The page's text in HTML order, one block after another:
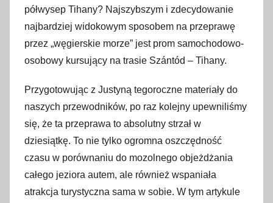
l
i
k
o
a
n
o
1
8
l
półwysep Tihany? Najszybszym i zdecydowanie
najbardziej widokowym sposobem na przeprawę
przez „węgierskie morze” jest prom samochodowo-
osobowy kursujący na trasie Szántód – Tihany.
Przygotowując z Justyną tegoroczne materiały do
naszych przewodników, po raz kolejny upewniliśmy
się, że ta przeprawa to absolutny strzał w
dziesiątkę. To nie tylko ogromna oszczędność
czasu w porównaniu do mozolnego objeżdżania
całego jeziora autem, ale również wspaniała
atrakcja turystyczna sama w sobie. W tym artykule